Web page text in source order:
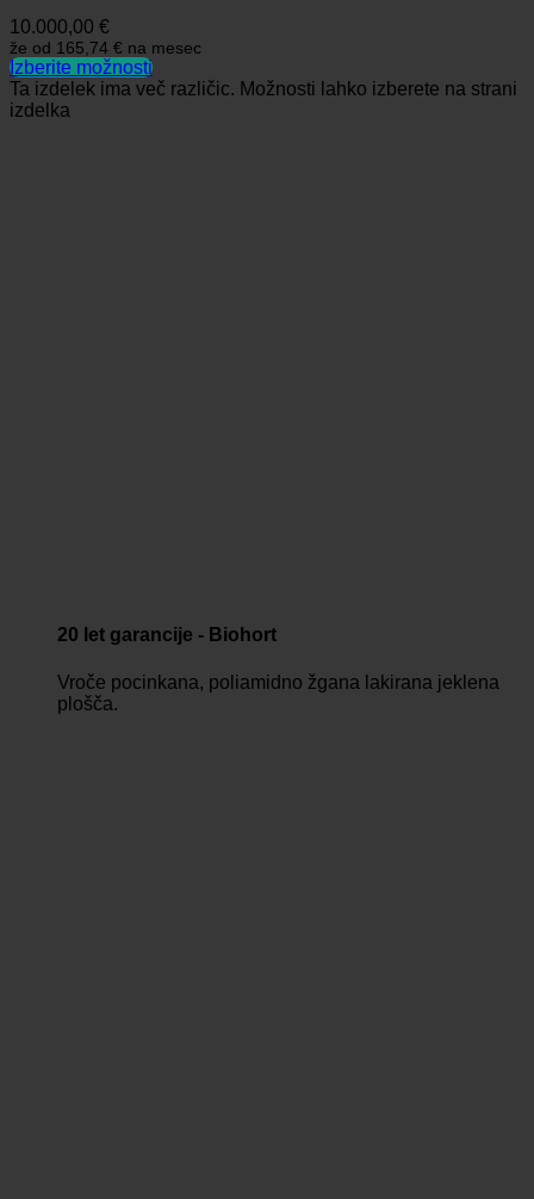
20 let garancije - Biohort
Vroče pocinkana, poliamidno žgana lakirana jeklena
plošča.
10.000,00 €
že od 165,74 € na mesec
Izberite možnosti
Ta izdelek ima več različic. Možnosti lahko izberete na strani
izdelka